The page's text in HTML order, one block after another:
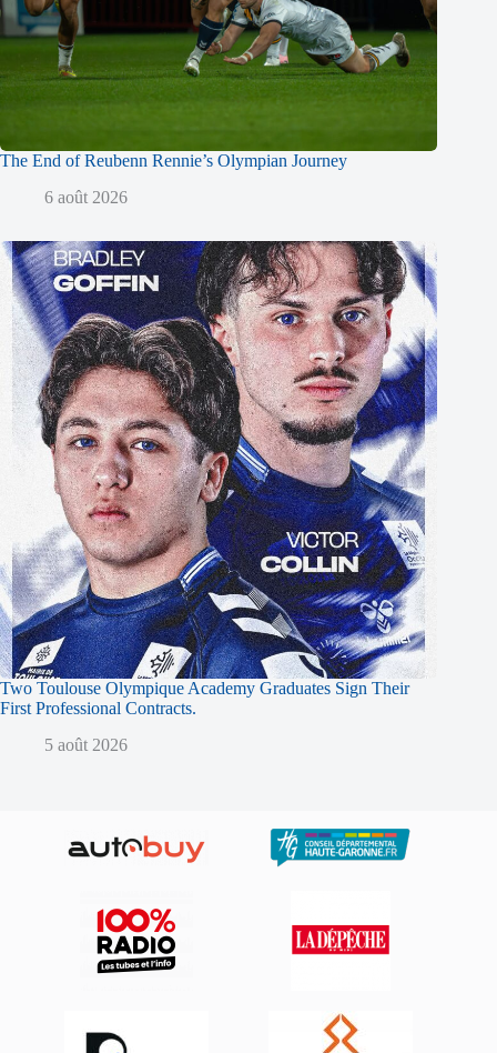
The End of Reubenn Rennie’s Olympian Journey
6 août 2026
Two Toulouse Olympique Academy Graduates Sign Their
First Professional Contracts.
5 août 2026